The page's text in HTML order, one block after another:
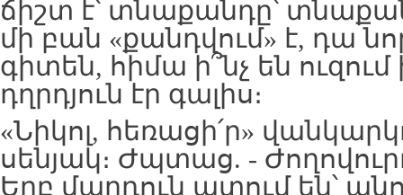
ճիշտ է՝ տնաքանդը՝
մի բան «քանդվում» է, դա
գիտեն, հիմա ի՞նչ են
դղրդյուն էր գալիս։
«Նիկոլ, հեռացի՛ր»
սենյակ։ Ժպտաց. -
Երբ մարդուն ատում են՝